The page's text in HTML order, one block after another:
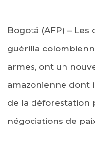
Bogotá (AFP) –
guérilla
armes, ont un
amazonienne dont
de la déforestation
négociations de